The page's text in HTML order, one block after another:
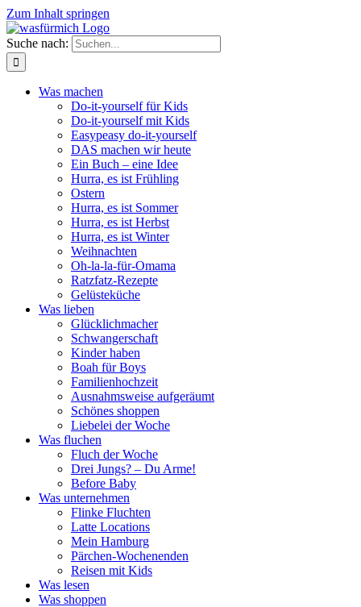
Zum Inhalt springen
Suche nach:
Was machen
Do-it-yourself für Kids
Do-it-yourself mit Kids
Easypeasy do-it-yourself
DAS machen wir heute
Ein Buch – eine Idee
Hurra, es ist Frühling
Ostern
Hurra, es ist Sommer
Hurra, es ist Herbst
Hurra, es ist Winter
Weihnachten
Oh-la-la-für-Omama
Ratzfatz-Rezepte
Gelüsteküche
Was lieben
Glücklichmacher
Schwangerschaft
Kinder haben
Boah für Boys
Familienhochzeit
Ausnahmsweise aufgeräumt
Schönes shoppen
Liebelei der Woche
Was fluchen
Fluch der Woche
Drei Jungs? – Du Arme!
Before Baby
Was unternehmen
Flinke Fluchten
Latte Locations
Mein Hamburg
Pärchen-Wochenenden
Reisen mit Kids
Was lesen
Was shoppen